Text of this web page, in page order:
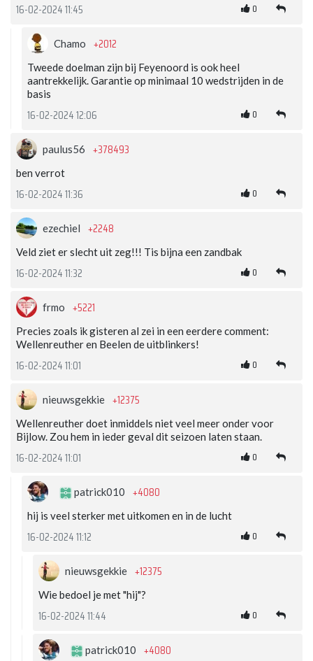
16-02-2024 11:45 0
Chamo +2012
Tweede doelman zijn bij Feyenoord is ook heel
aantrekkelijk. Garantie op minimaal 10 wedstrijden in de
basis
16-02-2024 12:06 0
paulus56 +378493
ben verrot
16-02-2024 11:36 0
ezechiel +2248
Veld ziet er slecht uit zeg!!! Tis bijna een zandbak
16-02-2024 11:32 0
frmo +5221
Precies zoals ik gisteren al zei in een eerdere comment:
Wellenreuther en Beelen de uitblinkers!
16-02-2024 11:01 0
nieuwsgekkie +12375
Wellenreuther doet inmiddels niet veel meer onder voor
Bijlow. Zou hem in ieder geval dit seizoen laten staan.
16-02-2024 11:01 0
patrick010 +4080
hij is veel sterker met uitkomen en in de lucht
16-02-2024 11:12 0
nieuwsgekkie +12375
Wie bedoel je met "hij"?
16-02-2024 11:44 0
patrick010 +4080